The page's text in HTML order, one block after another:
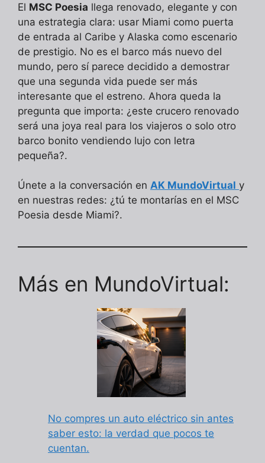
El MSC Poesia llega renovado, elegante y con
una estrategia clara: usar Miami como puerta
de entrada al Caribe y Alaska como escenario
de prestigio. No es el barco más nuevo del
mundo, pero sí parece decidido a demostrar
que una segunda vida puede ser más
interesante que el estreno. Ahora queda la
pregunta que importa: ¿este crucero renovado
será una joya real para los viajeros o solo otro
barco bonito vendiendo lujo con letra
pequeña?.
Únete a la conversación en AK MundoVirtual y
en nuestras redes: ¿tú te montarías en el MSC
Poesia desde Miami?.
Más en MundoVirtual:
No compres un auto eléctrico sin antes
saber esto: la verdad que pocos te
cuentan.